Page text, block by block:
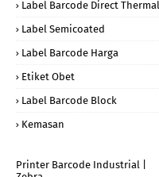
Label Barcode Direct Thermal
Label Semicoated
Label Barcode Harga
Etiket Obet
Label Barcode Block
Kemasan
Printer Barcode Industrial |